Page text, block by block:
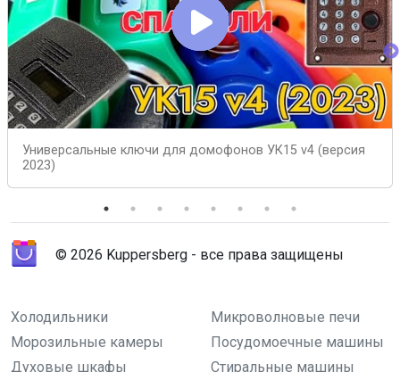
Универсальные ключи для домофонов УК15 v4 (версия
2023)
© 2026 Kuppersberg - все права защищены
Холодильники
Микроволновые печи
Морозильные камеры
Посудомоечные машины
Духовые шкафы
Стиральные машины